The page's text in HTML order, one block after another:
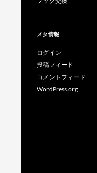
メタ情報
ログイン
投稿フィード
コメントフィード
WordPress.org